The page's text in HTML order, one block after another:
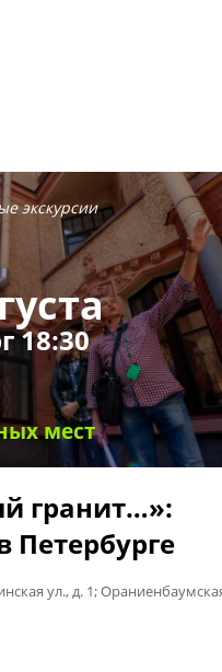
экскурсии
18:30
мест
гранит…»:
Петербурге
ул., д. 1;